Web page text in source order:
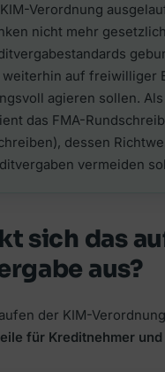
Verordnung
nicht mehr
weiterhin auf freiwilliger
agieren sollen. Als
das FMA-
dessen
vermeiden
sich das
aus?
der KIM-Verordnung
für Kreditnehmer und